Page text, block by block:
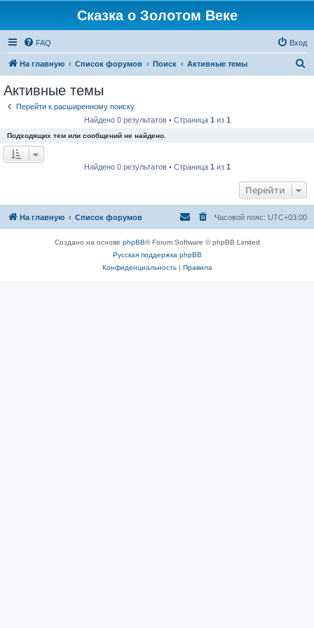
Сказка о Золотом Веке
FAQ Вход
На главную Список форумов Поиск Активные темы
Активные темы
Перейти к расширенному поиску
Найдено 0 результатов • Страница 1 из 1
Подходящих тем или сообщений не найдено.
Найдено 0 результатов • Страница 1 из 1
Перейти
На главную Список форумов Часовой пояс: UTC+03:00
Создано на основе phpBB® Forum Software © phpBB Limited
Русская поддержка phpBB
Конфиденциальность| Правила